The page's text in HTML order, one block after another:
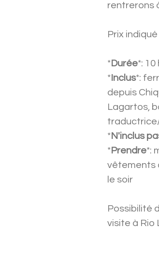
rentrerons
Prix
* Durée*:
* Inclus*:
depuis
Lagartos,
* N'inclus
* Prendre*:
vêtements
le soir
Possibilité
visite à Rio